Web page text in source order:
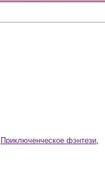
Приключенческое фэнтези,